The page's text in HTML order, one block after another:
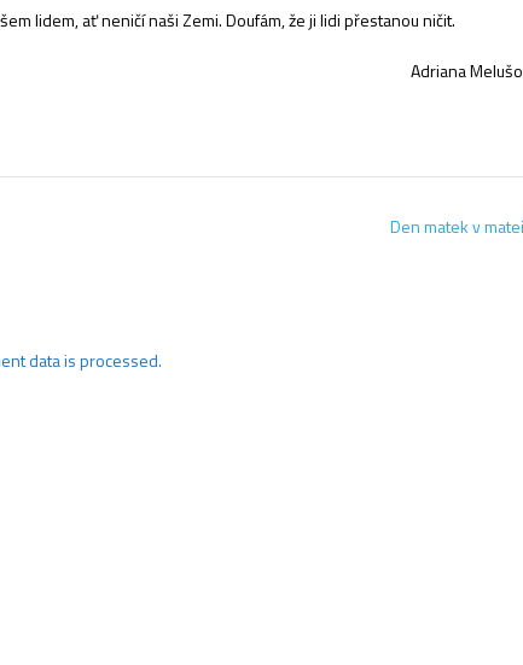
lidem, ať neničí naši Zemi. Doufám, že ji lidi přestanou ničit.
Adriana
Den matek v
data is processed.